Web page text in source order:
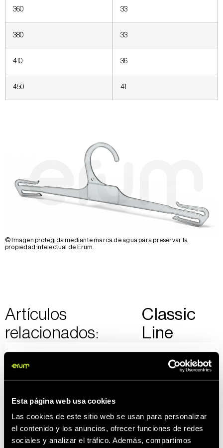
Esta página web usa cookies
Las cookies de este sitio web se usan para personalizar
el contenido y los anuncios, ofrecer funciones de redes
sociales y analizar el tráfico. Además, compartimos
360 33
380 33
410 36
450 41
© Imagen protegida mediante marca de agua para preservar la
propiedad intelectual de Erum.
Artículos
relacionados:
Classic
Line